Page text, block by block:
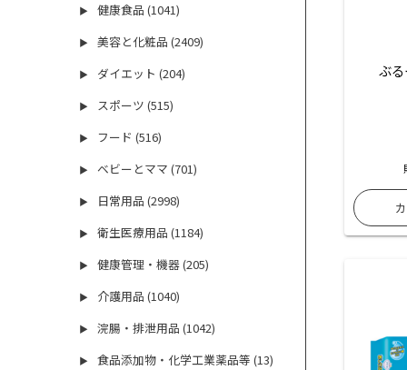
▶ 健康食品 (1041)
▶ 美容と化粧品 (2409)
▶ ダイエット (204)
▶ スポーツ (515)
▶ フード (516)
▶ ベビーとママ (701)
▶ 日常用品 (2998)
▶ 衛生医療用品 (1184)
▶ 健康管理・機器 (205)
▶ 介護用品 (1040)
▶ 浣腸・排泄用品 (1042)
▶ 食品添加物・化学工業薬品等 (13)
ぶ